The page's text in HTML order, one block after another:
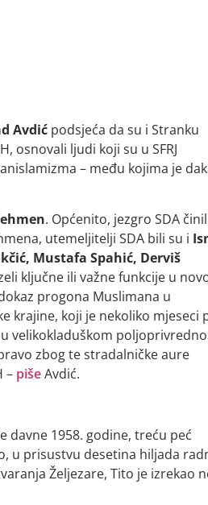
Avdić podsjeća da su i Stranku
osnovali ljudi koji su u SFRJ
– među kojima je
. Općenito, jezgro SDA
utemeljitelji SDA bili su i
Mustafa Spahić, Derviš
ključne ili važne funkcije u
progona Muslimana u
krajine, koji je nekoliko mjeseci
velikokladuškom
zbog te stradalničke aure
– pišeAvdić.
davne 1958. godine, treću peć
u prisustvu desetina hiljada
Željezare, Tito je izrekao